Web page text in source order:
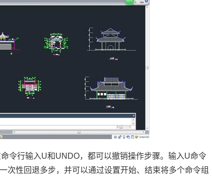
令行输入U和UNDO，都可以撤销操作步骤。输入U命令
次性回退多步，并可以通过设置开始、结束将多个命令组